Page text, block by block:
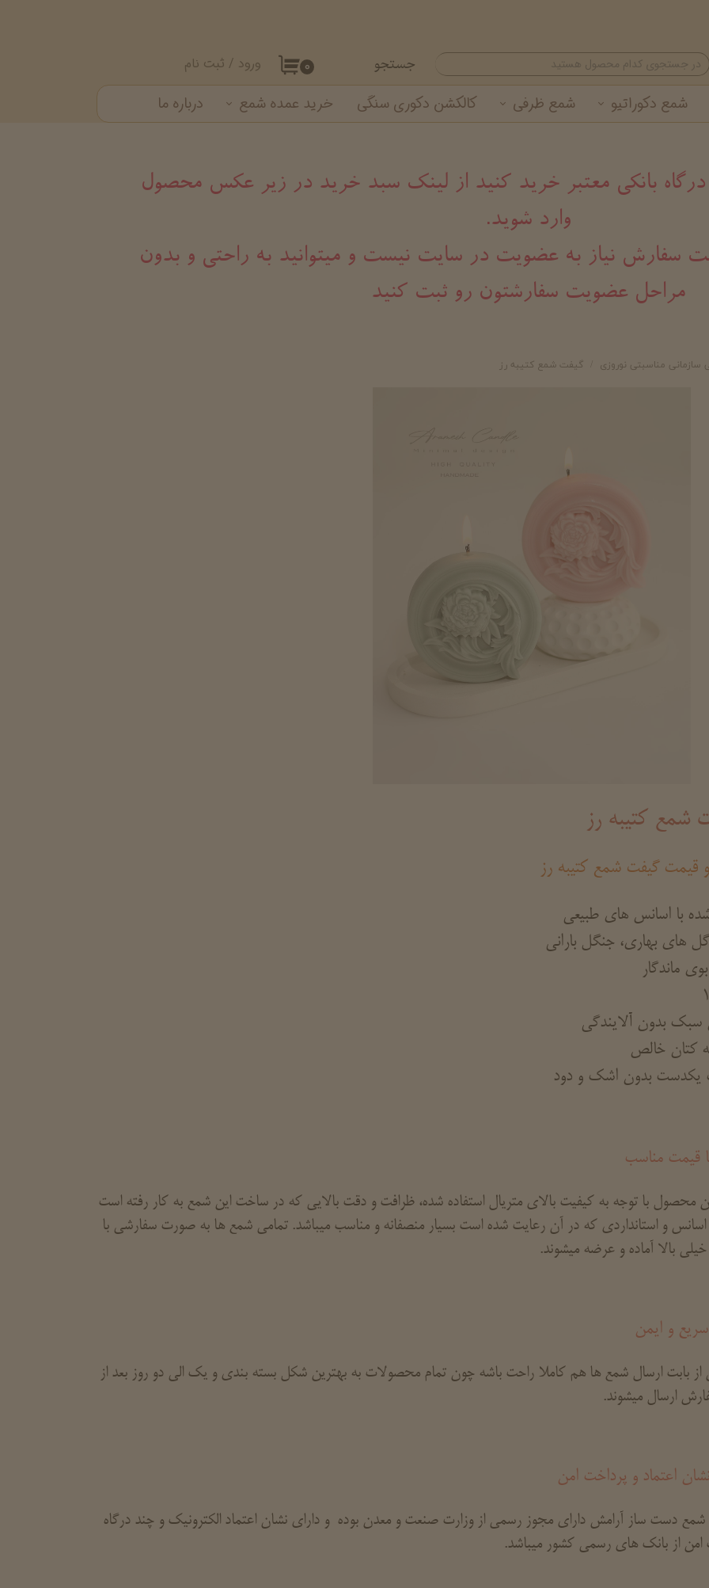
۰ ورود / ثبت نام
حساب کاربری من
خروج از حساب کاربری
شمع دکوراتیو شمع ظرفی کالکشن دکوری سنگی خرید عمده شمع درباره ما
جستجو
مناسبتی نوروزی گیفت شمع کتیبه رز
شمع کتیبه رز
قیمت گیفت شمع کتیبه رز
با اسانس های طبیعی
گل های بهاری، جنگل بارانی
ماندگار
سبک بدون آلایندگی
کتان خالص
بدون اشک و دود
قیمت مناسب
محصول با توجه به کیفیت بالای متریال استفاده شده، ظرافت و دقت بالایی که در ساخت این شمع به کار رفته است
اسانس و استانداردی که در آن رعایت شده است بسیار منصفانه و مناسب میباشد. تمامی شمع ها به صورت سفارشی با
بالا آماده و عرضه میشوند.
و ایمن
از بابت ارسال شمع ها هم کاملا راحت باشه چون تمام محصولات به بهترین شکل بسته بندی و یک الی دو روز بعد از
ارسال میشوند.
اعتماد و پرداخت امن
شمع دست ساز آرامش دارای مجوز رسمی از وزارت صنعت و معدن بوده و دارای نشان اعتماد الکترونیک و چند درگاه
امن از بانک های رسمی کشور میباشد.
درگاه بانکی معتبر خرید کنید از لینک سبد خرید در زیر عکس محصول
وارد شوید.
سفارش نیاز به عضویت در سایت نیست و میتوانید به راحتی و بدون
مراحل عضویت سفارشتون رو ثبت کنید